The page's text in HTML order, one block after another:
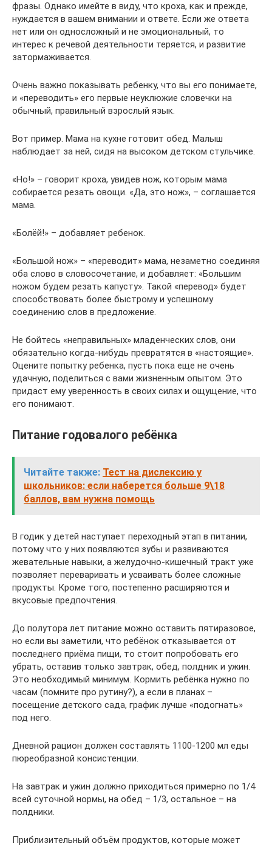
фразы. Однако имейте в виду, что кроха, как и прежде,
нуждается в вашем внимании и ответе. Если же ответа
нет или он односложный и не эмоциональный, то
интерес к речевой деятельности теряется, и развитие
затормаживается.
Очень важно показывать ребенку, что вы его понимаете,
и «переводить» его первые неуклюжие словечки на
обычный, правильный взрослый язык.
Вот пример. Мама на кухне готовит обед. Малыш
наблюдает за ней, сидя на высоком детском стульчике.
«Но!» – говорит кроха, увидев нож, которым мама
собирается резать овощи. «Да, это нож», – соглашается
мама.
«Болёй!» – добавляет ребенок.
«Большой нож» – «переводит» мама, незаметно соединяя
оба слово в словосочетание, и добавляет: «Большим
ножом будем резать капусту». Такой «перевод» будет
способствовать более быстрому и успешному
соединению слов в предложение.
Не бойтесь «неправильных» младенческих слов, они
обязательно когда-нибудь превратятся в «настоящие».
Оцените попытку ребенка, пусть пока еще не очень
удачную, поделиться с вами жизненным опытом. Это
придаст ему уверенность в своих силах и ощущение, что
его понимают.
Питание годовалого ребёнка
Читайте также: Тест на дислексию у
школьников: если наберется больше 9\18
баллов, вам нужна помощь
В годик у детей наступает переходный этап в питании,
потому что у них появляются зубы и развиваются
жевательные навыки, а желудочно-кишечный тракт уже
позволяет переваривать и усваивать более сложные
продукты. Кроме того, постепенно расширяются и
вкусовые предпочтения.
До полутора лет питание можно оставить пятиразовое,
но если вы заметили, что ребёнок отказывается от
последнего приёма пищи, то стоит попробовать его
убрать, оставив только завтрак, обед, полдник и ужин.
Это необходимый минимум. Кормить ребёнка нужно по
часам (помните про рутину?), а если в планах –
посещение детского сада, график лучше «подогнать»
под него.
Дневной рацион должен составлять 1100-1200 мл еды
пюреобразной консистенции.
На завтрак и ужин должно приходиться примерно по 1/4
всей суточной нормы, на обед – 1/3, остальное – на
полдники.
Приблизительный объём продуктов, которые может